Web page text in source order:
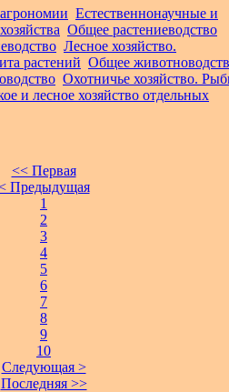
Естественнонаучные и
Общее растениеводство
Лесное хозяйство.
растений Общее
Охотничье хозяйство.
и лесное хозяйство отдельных
<< Первая
Предыдущая
1
2
3
4
5
6
7
8
9
10
Следующая >
Последняя >>